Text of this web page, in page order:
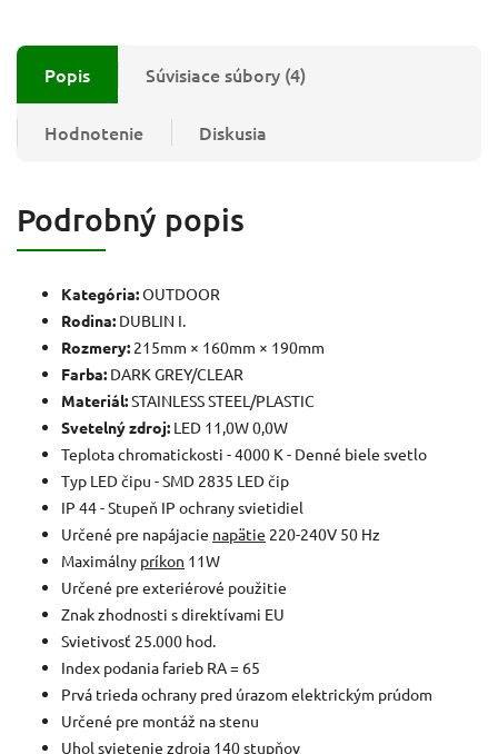
Popis Súvisiace súbory (4)
Hodnotenie Diskusia
Podrobný popis
Kategória:OUTDOOR
Rodina: DUBLIN I.
Rozmery: 215mm × 160mm × 190mm
Farba: DARK GREY/CLEAR
Materiál:STAINLESS STEEL/PLASTIC
Svetelný zdroj: LED 11,0W 0,0W
Teplota chromatickosti - 4000 K - Denné biele svetlo
Typ LED čipu - SMD 2835 LED čip
IP 44 - Stupeň IP ochrany svietidiel
Určené pre napájacie napätie 220-240V 50 Hz
Maximálny príkon 11W
Určené pre exteriérové použitie
Znak zhodnosti s direktívami EU
Svietivosť 25.000 hod.
Index podania farieb RA = 65
Prvá trieda ochrany pred úrazom elektrickým prúdom
Určené pre montáž na stenu
Uhol svietenie zdroja 140 stupňov